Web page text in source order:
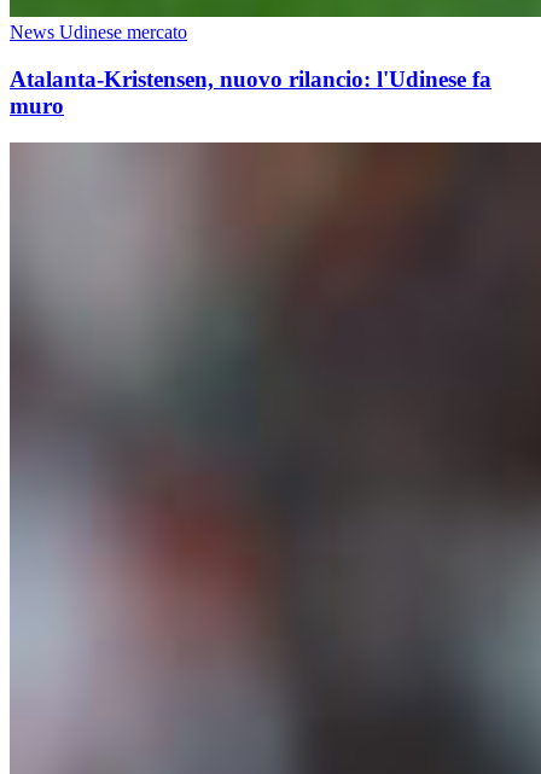
News Udinese mercato
Atalanta-Kristensen, nuovo rilancio: l'Udinese fa
muro